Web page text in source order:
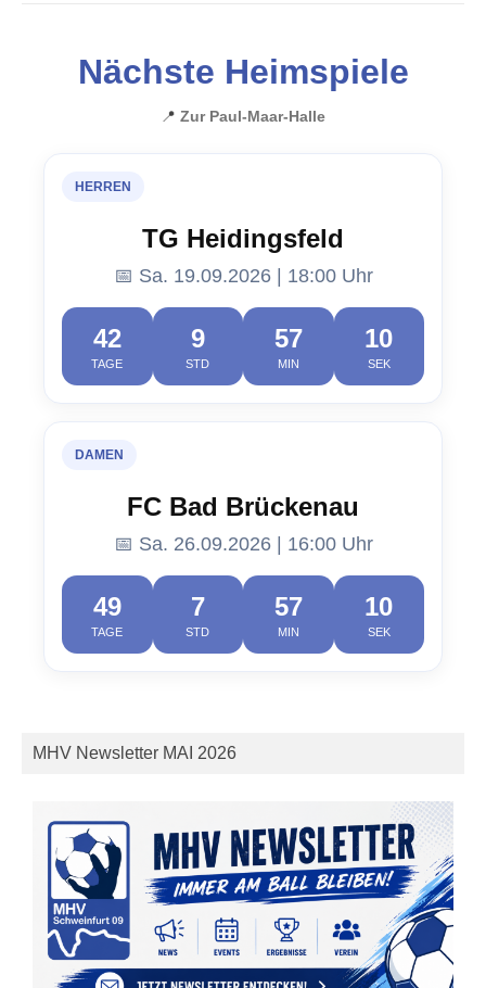
Nächste Heimspiele
📍 Zur Paul-Maar-Halle
HERREN
TG Heidingsfeld
📅 Sa. 19.09.2026 | 18:00 Uhr
42
TAGE
9
STD
57
MIN
10
SEK
DAMEN
FC Bad Brückenau
📅 Sa. 26.09.2026 | 16:00 Uhr
49
TAGE
7
STD
57
MIN
10
SEK
MHV Newsletter MAI 2026